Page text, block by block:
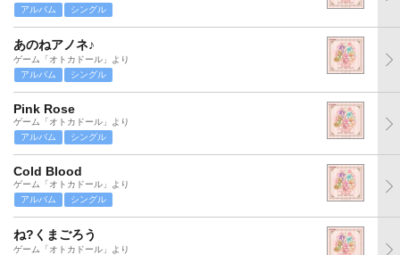
アルバム
シングル
あのねアノネ♪
ゲーム「オトカドール」より
アルバム
シングル
Pink Rose
ゲーム「オトカドール」より
アルバム
シングル
Cold Blood
ゲーム「オトカドール」より
アルバム
シングル
ね?くまごろう
ゲーム「オトカドール」より